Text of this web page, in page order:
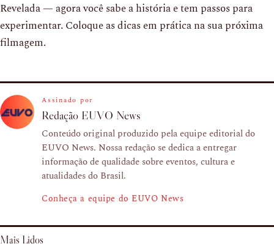
Revelada — agora você sabe a história e tem passos para
experimentar. Coloque as dicas em prática na sua próxima
filmagem.
Assinado por
Redação EUVO News
Conteúdo original produzido pela equipe editorial do
EUVO News. Nossa redação se dedica a entregar
informação de qualidade sobre eventos, cultura e
atualidades do Brasil.
Conheça a equipe do EUVO News
Mais Lidos